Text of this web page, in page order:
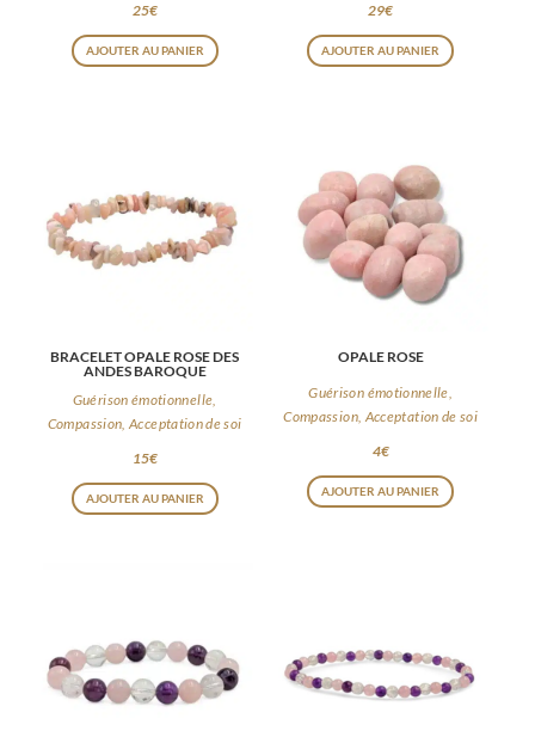
25€
AJOUTER AU PANIER
29€
AJOUTER AU PANIER
BRACELET OPALE ROSE DES
ANDES BAROQUE
Guérison émotionnelle,
Compassion, Acceptation de soi
15€
AJOUTER AU PANIER
OPALE ROSE
Guérison émotionnelle,
Compassion, Acceptation de soi
4€
AJOUTER AU PANIER